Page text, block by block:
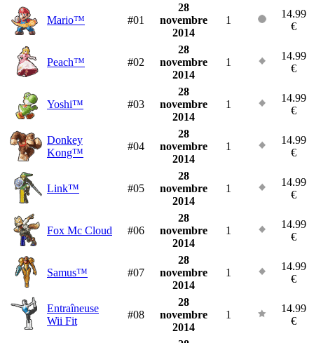
Mario™ #01
28
novembre
2014
1
14.99
€
Peach™ #02
28
novembre
2014
1
14.99
€
Yoshi™ #03
28
novembre
2014
1
14.99
€
Donkey
Kong™
#04
28
novembre
2014
1
14.99
€
Link™ #05
28
novembre
2014
1
14.99
€
Fox Mc Cloud #06
28
novembre
2014
1
14.99
€
Samus™ #07
28
novembre
2014
1
14.99
€
Entraîneuse
Wii Fit
#08
28
novembre
2014
1
14.99
€